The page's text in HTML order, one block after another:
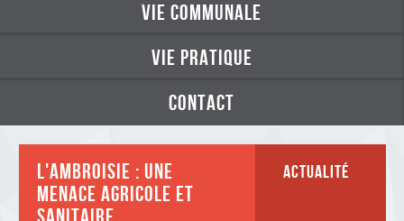
vie communale
vie pratique
contact
L'ambroisie : une
menace agricole et
Actualité